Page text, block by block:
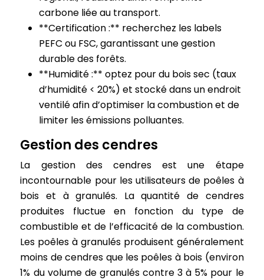
carbone liée au transport.
**Certification :** recherchez les labels
PEFC ou FSC, garantissant une gestion
durable des forêts.
**Humidité :** optez pour du bois sec (taux
d’humidité < 20%) et stocké dans un endroit
ventilé afin d’optimiser la combustion et de
limiter les émissions polluantes.
Gestion des cendres
La gestion des cendres est une étape
incontournable pour les utilisateurs de poêles à
bois et à granulés. La quantité de cendres
produites fluctue en fonction du type de
combustible et de l’efficacité de la combustion.
Les poêles à granulés produisent généralement
moins de cendres que les poêles à bois (environ
1% du volume de granulés contre 3 à 5% pour le